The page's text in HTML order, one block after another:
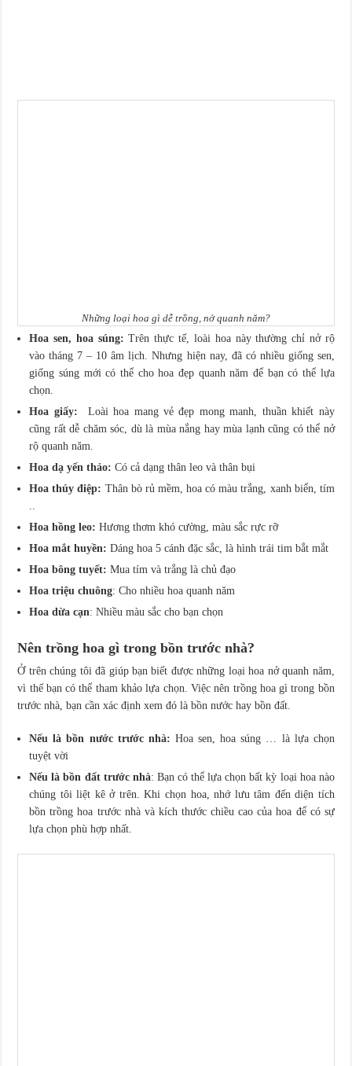
Những loại hoa gì dễ trồng, nở quanh năm?
Hoa sen, hoa súng: Trên thực tế, loài hoa này thường chỉ nở rộ
vào tháng 7 – 10 âm lịch. Nhưng hiện nay, đã có nhiều giống sen,
giống súng mới có thể cho hoa đẹp quanh năm để bạn có thể lựa
chọn.
Hoa giấy: Loài hoa mang vẻ đẹp mong manh, thuần khiết này
cũng rất dễ chăm sóc, dù là mùa nắng hay mùa lạnh cũng có thể nở
rộ quanh năm.
Hoa dạ yến thảo: Có cả dạng thân leo và thân bụi
Hoa thúy điệp: Thân bò rủ mềm, hoa có màu trắng, xanh biển, tím
Hoa hồng leo: Hương thơm khó cường, màu sắc rực rỡ
Hoa mắt huyền: Dáng hoa 5 cánh đặc sắc, là hình trái tim bắt mắt
Hoa bông tuyết: Mua tím và trắng là chủ đạo
Hoa triệu chuông: Cho nhiều hoa quanh năm
Hoa dừa cạn: Nhiều màu sắc cho bạn chọn
Nên trồng hoa gì trong bồn trước nhà?
Ở trên chúng tôi đã giúp bạn biết được những loại hoa nở quanh năm,
vì thế bạn có thể tham khảo lựa chọn. Việc nên trồng hoa gì trong bồn
trước nhà, bạn cần xác định xem đó là bồn nước hay bồn đất.
Nếu là bồn nước trước nhà: Hoa sen, hoa súng … là lựa chọn
tuyệt vời
Nếu là bồn đất trước nhà: Bạn có thể lựa chọn bất kỳ loại hoa nào
chúng tôi liệt kê ở trên. Khi chọn hoa, nhớ lưu tâm đến diện tích
bồn trồng hoa trước nhà và kích thước chiều cao của hoa để có sự
lựa chọn phù hợp nhất.